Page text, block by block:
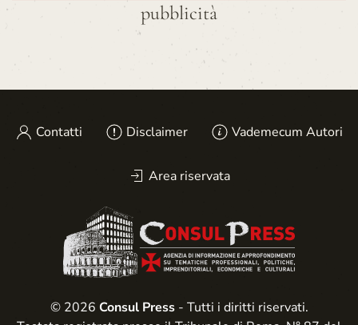
pubblicità
Contatti Disclaimer Vademecum Autori
Area riservata
© 2026 Consul Press- Tutti i diritti riservati.